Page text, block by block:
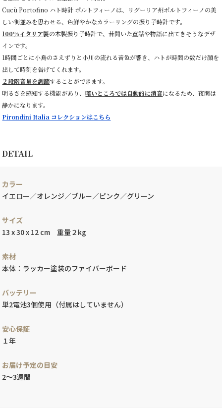
Cucù Portofino ハト時計 ポルトフィーノは、リグーリア州ポルトフィーノの美
しい街並みを思わせる、色鮮やかなカラーリングの振り子時計です。
100%イタリア製の木製振り子時計で、昔聞いた童話や物語に出てきそうなデザ
インです。
1時間ごとに小鳥のさえずりと小川の流れる音色が響き、ハトが時間の数だけ顔を
出して時刻を告げてくれます。
２段階音量を調節することができます。
明るさを感知する機能があり、暗いところでは自動的に消音になるため、夜間は
静かになります。
Pirondini Italia コレクションはこちら
DETAIL
カラー
イエロー／オレンジ／ブルー／ピンク／グリーン
サイズ
13 x 30 x 12 cm 重量２kg
素材
本体：ラッカー塗装のファイバーボード
バッテリー
単2電池3個使用（付属はしていません）
安心保証
１年
お届け予定の目安
2～3週間